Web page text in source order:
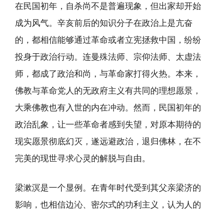
在民国初年，自杀尚不是普遍现象，但出家却开始
成为风气。辛亥前后的知识分子在政治上是亢奋
的，都相信能够通过革命或者立宪拯救中国，纷纷
投身于政治行动。连曼殊法师、宗仰法师、太虚法
师，都成了政治和尚，与革命家打得火热。本来，
佛教与革命党人的无政府主义有共同的理想愿景，
大乘佛教也有入世的内在冲动。然而，民国初年的
政治乱象，让一些革命者感到失望，对原本期待的
现实愿景彻底幻灭，遂远避政治，退归佛林，在不
完美的现世寻求心灵的解脱与自由。
梁漱溟是一个显例。在青年时代受到其父亲梁济的
影响，也相信边沁、密尔式的功利主义，认为人的